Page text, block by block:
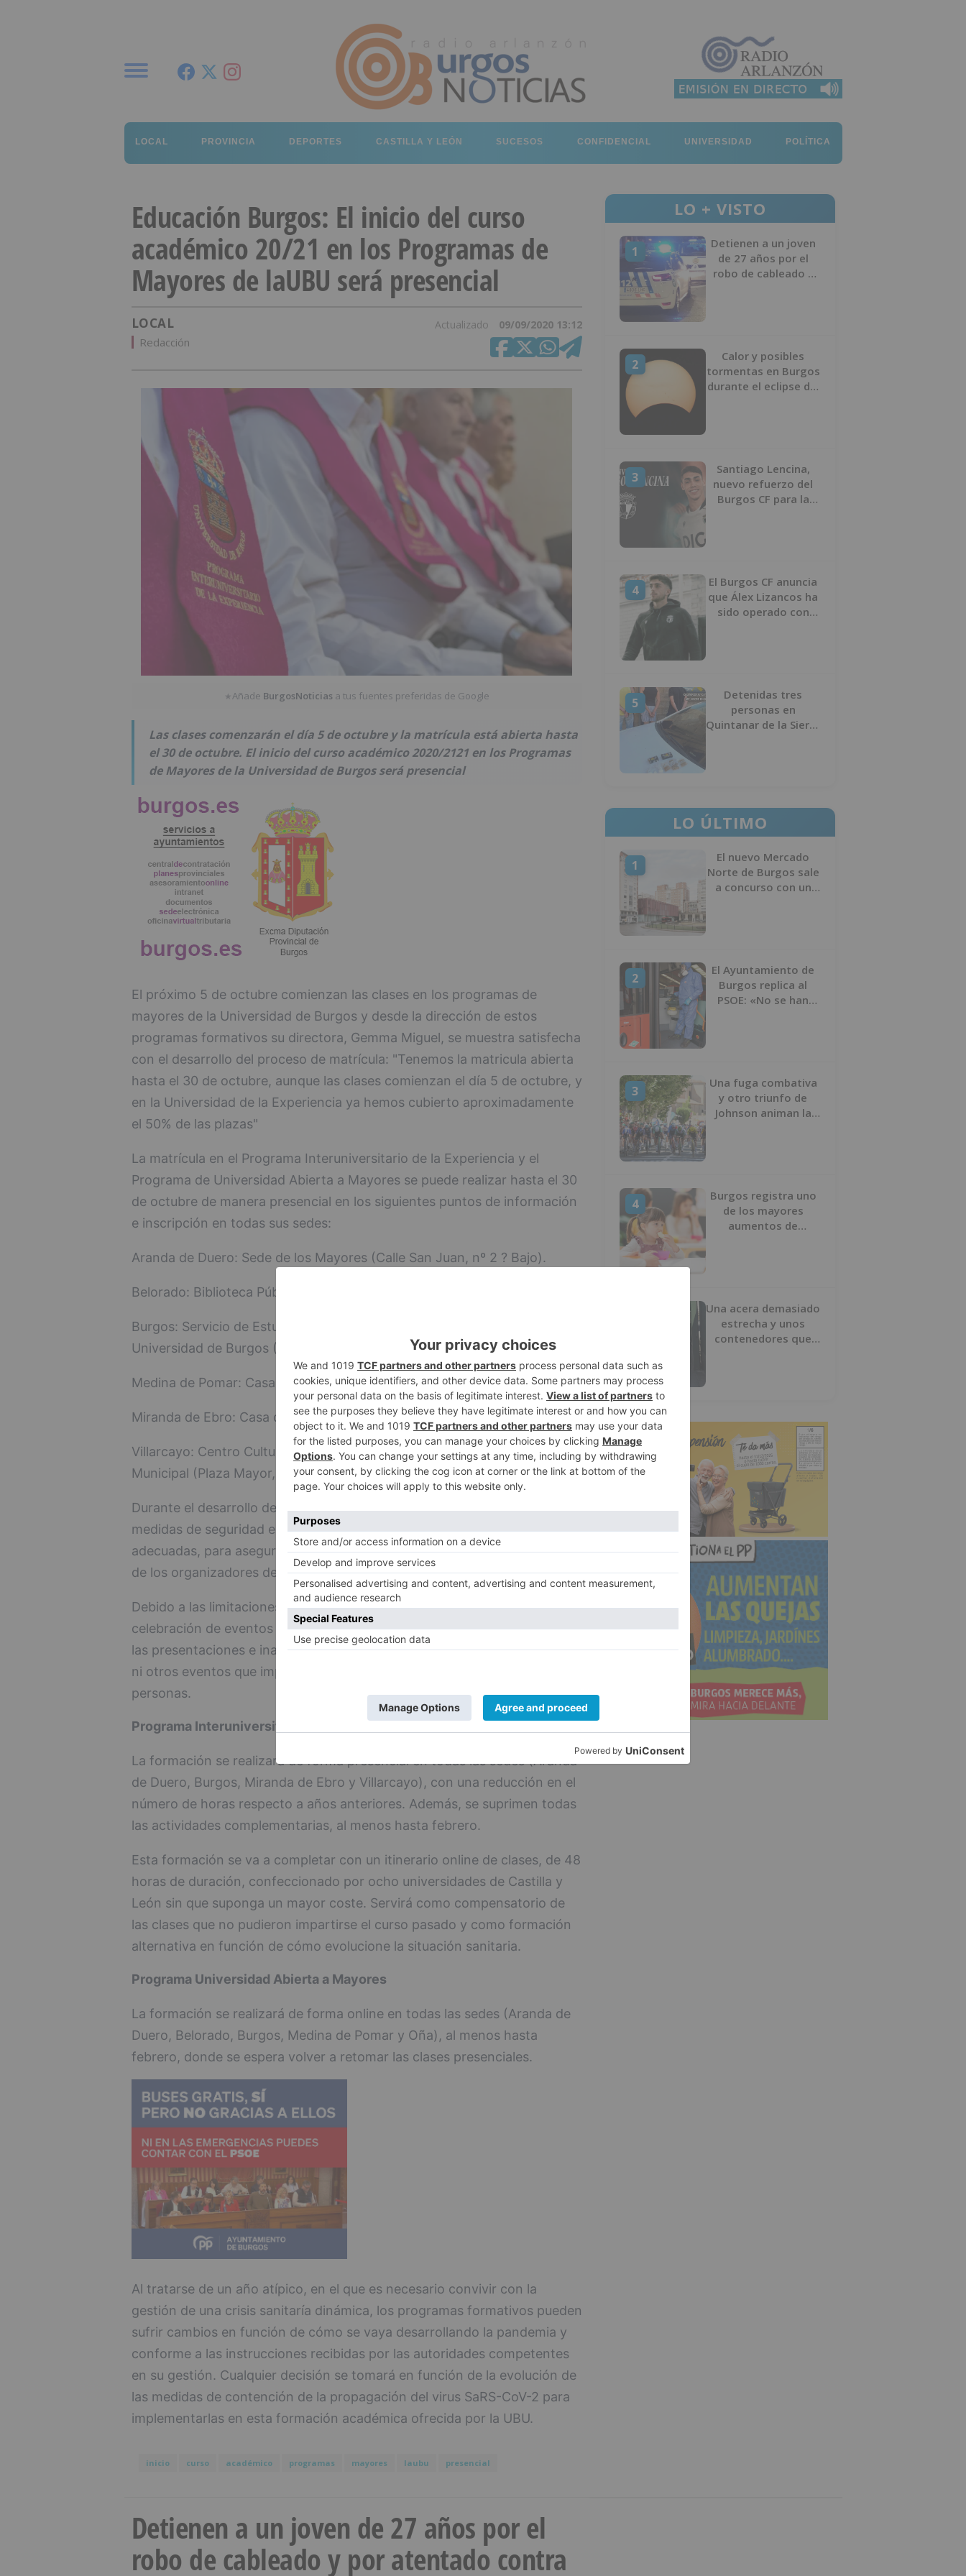
LOCAL PROVINCIA DEPORTES CASTILLA Y LEÓN SUCESOS CONFIDENCIAL UNIVERSIDAD POLÍTICA
Educación Burgos: El inicio del curso
académico 20/21 en los Programas de
Mayores de laUBU será presencial
LOCAL Actualizado 09/09/2020 13:12
Redacción
★Añade BurgosNoticias a tus fuentes preferidas de Google
Las clases comenzarán el día 5 de octubre y la matrícula está abierta hasta
el 30 de octubre. El inicio del curso académico 2020/2121 en los Programas
de Mayores de la Universidad de Burgos será presencial
El próximo 5 de octubre comienzan las clases en los programas de
mayores de la Universidad de Burgos y desde la dirección de estos
programas formativos su directora, Gemma Miguel, se muestra satisfecha
con el desarrollo del proceso de matrícula: "Tenemos la matricula abierta
hasta el 30 de octubre, aunque las clases comienzan el día 5 de octubre, y
en la Universidad de la Experiencia ya hemos cubierto aproximadamente
el 50% de las plazas"
La matrícula en el Programa Interuniversitario de la Experiencia y el
Programa de Universidad Abierta a Mayores se puede realizar hasta el 30
de octubre de manera presencial en los siguientes puntos de información
e inscripción en todas sus sedes:
Aranda de Duero: Sede de los Mayores (Calle San Juan, nº 2 ? Bajo).
Belorado: Biblioteca Pública Municipal (Plaza Mayor, nº 1).
Burgos: Servicio de Estudiantes y Extensión Universitaria de la
Universidad de Burgos (Calle Don Juan de Austria, nº 1- Planta Baja).
Medina de Pomar: Casa de la Cultura (Plaza Mayor, nº1).
Miranda de Ebro: Casa de la Cultura, ( Calle del Río Ebro, 31)
Villarcayo: Centro Cultural (Plaza Mayor, nº 10). Oña: Biblioteca Pública
Municipal (Plaza Mayor, nº 1).
Durante el desarrollo de las clases presenciales, se mantendrán las
medidas de seguridad e higiene, distancia social, limpieza y ventilación
adecuadas, para asegurar el bienestar y la salud del alumnado, prioridad
de los organizadores de la formación de mayores de la UBU.
Debido a las limitaciones y restricciones oficiales establecidas para la
celebración de eventos con afluencia masiva, este año no se realizarán
las presentaciones e inauguraciones de cursos en cada una de las sedes,
ni otros eventos que impliquen una concentración importante de
personas.
Programa Interuniversitario de la Experiencia
La formación se realizará de forma presencial en todas las sedes (Aranda
de Duero, Burgos, Miranda de Ebro y Villarcayo), con una reducción en el
número de horas respecto a años anteriores. Además, se suprimen todas
las actividades complementarias, al menos hasta febrero.
Esta formación se va a completar con un itinerario online de clases, de 48
horas de duración, confeccionado por ocho universidades de Castilla y
León sin que suponga un mayor coste. Servirá como compensatorio de
las clases que no pudieron impartirse el curso pasado y como formación
alternativa en función de cómo evolucione la situación sanitaria.
Programa Universidad Abierta a Mayores
La formación se realizará de forma online en todas las sedes (Aranda de
Duero, Belorado, Burgos, Medina de Pomar y Oña), al menos hasta
febrero, donde se espera volver a retomar las clases presenciales.
Al tratarse de un año atípico, en el que es necesario convivir con la
gestión de una crisis sanitaría dinámica, los programas formativos pueden
sufrir cambios en función de cómo se vaya desarrollando la pandemia y
conforme a las instrucciones recibidas por las autoridades competentes
en su gestión. Cualquier decisión se tomará en función de la evolución de
las medidas de contención de la propagación del virus SaRS-CoV-2 para
implementarlas en esta formación académica ofrecida por la UBU.
inicio curso académico programas mayores laubu presencial
LO + VISTO
1
Detienen a un joven
de 27 años por el
robo de cableado y
2
Calor y posibles
tormentas en Burgos
durante el eclipse del
3
Santiago Lencina,
nuevo refuerzo del
Burgos CF para la
4
El Burgos CF anuncia
que Álex Lizancos ha
sido operado con
5
Detenidas tres
personas en
Quintanar de la Sierra
LO ÚLTIMO
1
El nuevo Mercado
Norte de Burgos sale
a concurso con un
2
El Ayuntamiento de
Burgos replica al
PSOE: «No se han
3
Una fuga combativa
y otro triunfo de
Johnson animan la
4
Burgos registra uno
de los mayores
aumentos de
Una acera demasiado
estrecha y unos
contenedores que
Detienen a un joven de 27 años por el
robo de cableado y por atentado contra